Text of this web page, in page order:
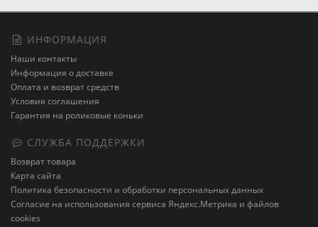
ИНФОРМАЦИЯ
Наши контакты
Информация о доставке
Оплата и возврат средств
Условия соглашения
Гарантия на роликовые коньки
СЛУЖБА ПОДДЕРЖКИ
Возврат товара
Карта сайта
Политика безопасности и обработки персональных данных
Cогласие на использования сервиса Яндекс.Метрика и файлов
cookies